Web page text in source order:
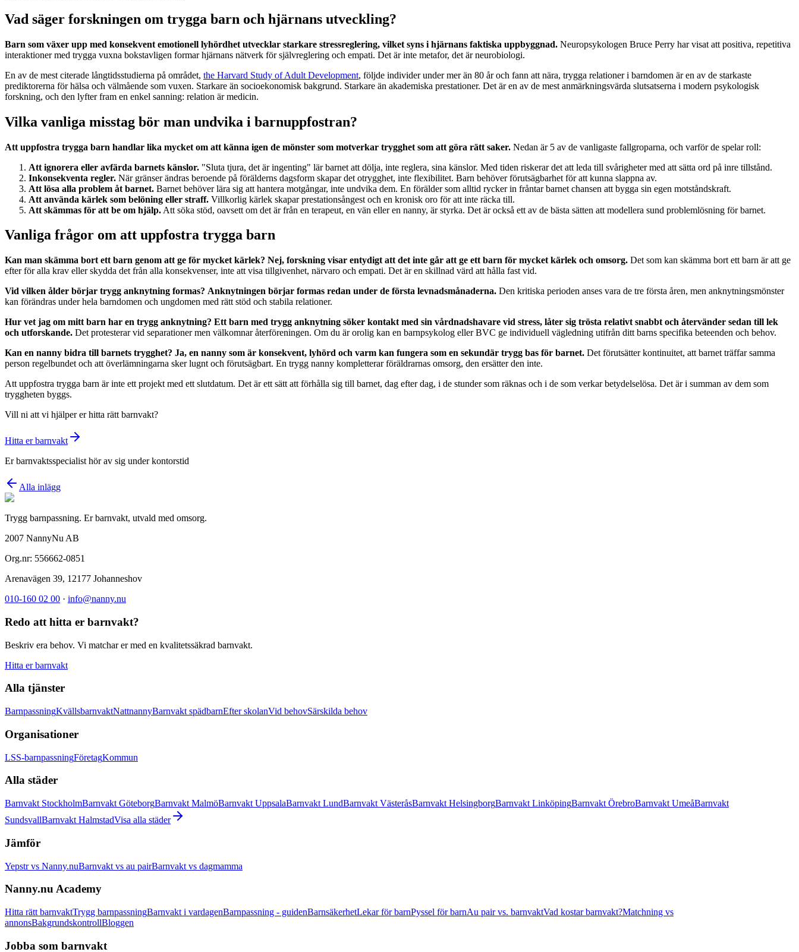
Vad säger forskningen om trygga barn och hjärnans utveckling?
Barn som växer upp med konsekvent emotionell lyhördhet utvecklar starkare stressreglering, vilket syns i hjärnans faktiska uppbyggnad. Neuropsykologen Bruce Perry har visat att positiva, repetitiva
interaktioner med trygga vuxna bokstavligen formar hjärnans nätverk för självreglering och empati. Det är inte metafor, det är neurobiologi.
En av de mest citerade långtidsstudierna på området, the Harvard Study of Adult Development, följde individer under mer än 80 år och fann att nära, trygga relationer i barndomen är en av de starkaste
prediktorerna för hälsa och välmående som vuxen. Starkare än socioekonomisk bakgrund. Starkare än akademiska prestationer. Det är en av de mest anmärkningsvärda slutsatserna i modern psykologisk
forskning, och den lyfter fram en enkel sanning: relation är medicin.
Vilka vanliga misstag bör man undvika i barnuppfostran?
Att uppfostra trygga barn handlar lika mycket om att känna igen de mönster som motverkar trygghet som att göra rätt saker. Nedan är 5 av de vanligaste fallgroparna, och varför de spelar roll:
Att ignorera eller avfärda barnets känslor. "Sluta tjura, det är ingenting" lär barnet att dölja, inte reglera, sina känslor. Med tiden riskerar det att leda till svårigheter med att sätta ord på inre tillstånd.
Inkonsekventa regler. När gränser ändras beroende på förälderns dagsform skapar det otrygghet, inte flexibilitet. Barn behöver förutsägbarhet för att kunna slappna av.
Att lösa alla problem åt barnet. Barnet behöver lära sig att hantera motgångar, inte undvika dem. En förälder som alltid rycker in fråntar barnet chansen att bygga sin egen motståndskraft.
Att använda kärlek som belöning eller straff. Villkorlig kärlek skapar prestationsångest och en kronisk oro för att inte räcka till.
Att skämmas för att be om hjälp. Att söka stöd, oavsett om det är från en terapeut, en vän eller en nanny, är styrka. Det är också ett av de bästa sätten att modellera sund problemlösning för barnet.
Vanliga frågor om att uppfostra trygga barn
Kan man skämma bort ett barn genom att ge för mycket kärlek? Nej, forskning visar entydigt att det inte går att ge ett barn för mycket kärlek och omsorg. Det som kan skämma bort ett barn är att ge
efter för alla krav eller skydda det från alla konsekvenser, inte att visa tillgivenhet, närvaro och empati. Det är en skillnad värd att hålla fast vid.
Vid vilken ålder börjar trygg anknytning formas? Anknytningen börjar formas redan under de första levnadsmånaderna. Den kritiska perioden anses vara de tre första åren, men anknytningsmönster
kan förändras under hela barndomen och ungdomen med rätt stöd och stabila relationer.
Hur vet jag om mitt barn har en trygg anknytning? Ett barn med trygg anknytning söker kontakt med sin vårdnadshavare vid stress, låter sig trösta relativt snabbt och återvänder sedan till lek
och utforskande. Det protesterar vid separationer men välkomnar återföreningen. Om du är orolig kan en barnpsykolog eller BVC ge individuell vägledning utifrån ditt barns specifika beteenden och behov.
Kan en nanny bidra till barnets trygghet? Ja, en nanny som är konsekvent, lyhörd och varm kan fungera som en sekundär trygg bas för barnet. Det förutsätter kontinuitet, att barnet träffar samma
person regelbundet och att överlämningarna sker lugnt och förutsägbart. En trygg nanny kompletterar föräldrarnas omsorg, den ersätter den inte.
Att uppfostra trygga barn är inte ett projekt med ett slutdatum. Det är ett sätt att förhålla sig till barnet, dag efter dag, i de stunder som räknas och i de som verkar betydelselösa. Det är i summan av dem som
tryggheten byggs.
Vill ni att vi hjälper er hitta rätt barnvakt?
Hitta er barnvakt
Er barnvaktsspecialist hör av sig under kontorstid
Alla inlägg
Trygg barnpassning. Er barnvakt, utvald med omsorg.
2007 NannyNu AB
Org.nr: 556662-0851
Arenavägen 39, 12177 Johanneshov
010-160 02 00 · info@nanny.nu
Redo att hitta er barnvakt?
Beskriv era behov. Vi matchar er med en kvalitetssäkrad barnvakt.
Hitta er barnvakt
Alla tjänster
BarnpassningKvällsbarnvaktNattnannyBarnvakt spädbarnEfter skolanVid behovSärskilda behov
Organisationer
LSS-barnpassningFöretagKommun
Alla städer
Barnvakt StockholmBarnvakt GöteborgBarnvakt MalmöBarnvakt UppsalaBarnvakt LundBarnvakt VästeråsBarnvakt HelsingborgBarnvakt LinköpingBarnvakt ÖrebroBarnvakt UmeåBarnvakt
SundsvallBarnvakt HalmstadVisa alla städer
Jämför
Yepstr vs Nanny.nuBarnvakt vs au pairBarnvakt vs dagmamma
Nanny.nu Academy
Hitta rätt barnvaktTrygg barnpassningBarnvakt i vardagenBarnpassning - guidenBarnsäkerhetLekar för barnPyssel för barnAu pair vs. barnvaktVad kostar barnvakt?Matchning vs
annonsBakgrundskontrollBloggen
Jobba som barnvakt